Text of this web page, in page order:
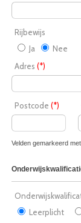
Rijbewijs
Ja
Nee
Adres (*)
Postcode (*)
Velden gemarkeerd
Leerplicht